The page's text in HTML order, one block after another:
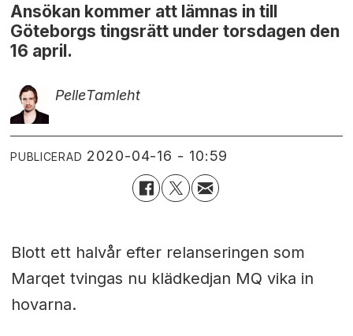
Ansökan kommer att lämnas in till
Göteborgs tingsrätt under torsdagen den
16 april.
PelleTamleht
PUBLICERAD 2020-04-16 - 10:59
Blott ett halvår efter relanseringen som
Marqet tvingas nu klädkedjan MQ vika in
hovarna.